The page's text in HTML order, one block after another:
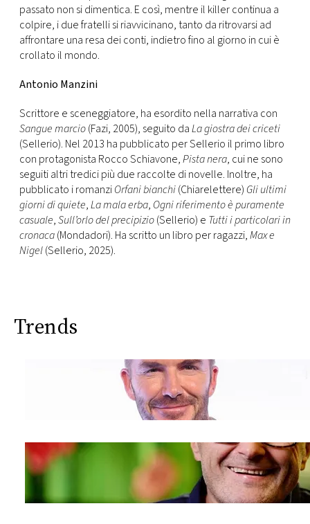
passato non si dimentica. E così, mentre il killer continua a
colpire, i due fratelli si riavvicinano, tanto da ritrovarsi ad
affrontare una resa dei conti, indietro fino al giorno in cui è
crollato il mondo.
Antonio Manzini
Scrittore e sceneggiatore, ha esordito nella narrativa con
Sangue marcio(Fazi, 2005), seguito daLa giostra dei criceti
(Sellerio). Nel 2013 ha pubblicato per Sellerio il primo libro
con protagonista Rocco Schiavone,Pista nera, cui ne sono
seguiti altri tredici più due raccolte di novelle. Inoltre, ha
pubblicato i romanziOrfani bianchi(Chiarelettere) Gli ultimi
giorni di quiete,La mala erba, Ogni riferimento è puramente
casuale,Sull’orlo del precipizio(Sellerio) e Tutti i particolari in
cronaca(Mondadori). Ha scritto un libro per ragazzi,Max e
Nigel(Sellerio, 2025).
Trends